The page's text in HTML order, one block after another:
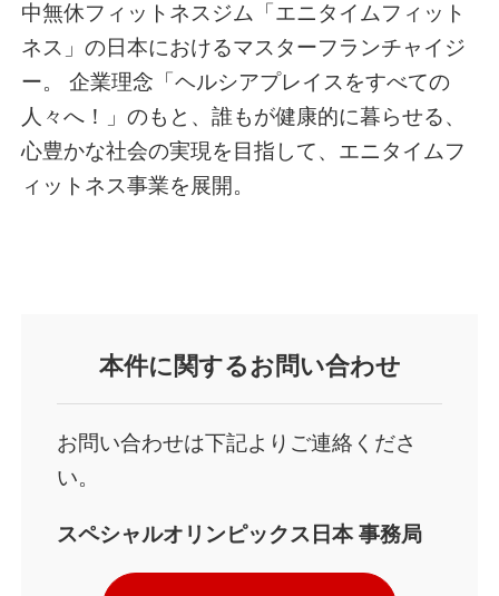
中無休フィットネスジム「エニタイムフィット
ネス」の日本におけるマスターフランチャイジ
ー。 企業理念「ヘルシアプレイスをすべての
人々へ！」のもと、誰もが健康的に暮らせる、
心豊かな社会の実現を目指して、エニタイムフ
ィットネス事業を展開。
本件に関するお問い合わせ
お問い合わせは下記よりご連絡くださ
い。
スペシャルオリンピックス日本事務局